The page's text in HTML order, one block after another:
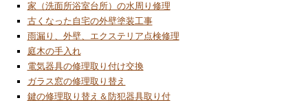
家（洗面所浴室台所）の水周り修理
古くなった自宅の外壁塗装工事
雨漏り、外壁、エクステリア点検修理
庭木の手入れ
電気器具の修理取り付け交換
ガラス窓の修理取り替え
鍵の修理取り替え＆防犯器具取り付